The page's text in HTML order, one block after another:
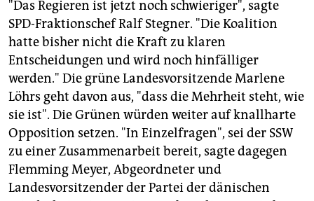
"Das Regieren ist jetzt noch schwieriger", sagte
SPD-Fraktionschef Ralf Stegner. "Die Koalition
hatte bisher nicht die Kraft zu klaren
Entscheidungen und wird noch hinfälliger
werden." Die grüne Landesvorsitzende Marlene
Löhrs geht davon aus, "dass die Mehrheit steht, wie
sie ist". Die Grünen würden weiter auf knallharte
Opposition setzen. "In Einzelfragen", sei der SSW
zu einer Zusammenarbeit bereit, sagte dagegen
Flemming Meyer, Abgeordneter und
Landesvorsitzender der Partei der dänischen